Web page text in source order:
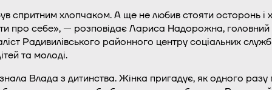
спритним хлопчаком. А ще не любив стояти осторонь і
про себе», — розповідає Лариса Надорожна, головний
Радивилівського районного центру соціальних
та молоді.
Влада з дитинства. Жінка пригадує, як одного разу